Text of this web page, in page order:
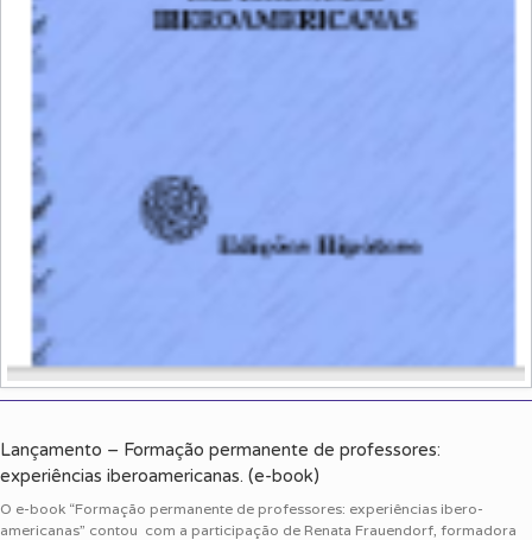
Lançamento – Formação permanente de professores:
experiências iberoamericanas. (e-book)
O e-book “Formação permanente de professores: experiências ibero-
americanas” contou com a participação de Renata Frauendorf, formadora